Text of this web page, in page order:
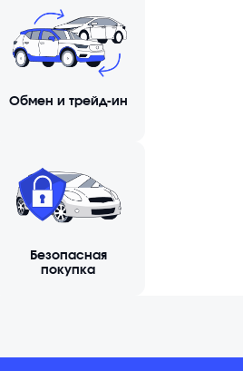
Обмен и трейд-ин
Безопасная
покупка